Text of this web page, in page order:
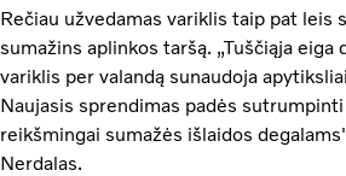
Rečiau užvedamas variklis taip pat leis
sumažins aplinkos taršą. „Tuščiąja
variklis per valandą sunaudoja
Naujasis sprendimas padės
reikšmingai sumažės išlaidos
Nerdalas.